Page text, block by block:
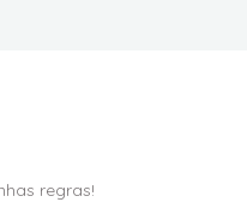
regras!